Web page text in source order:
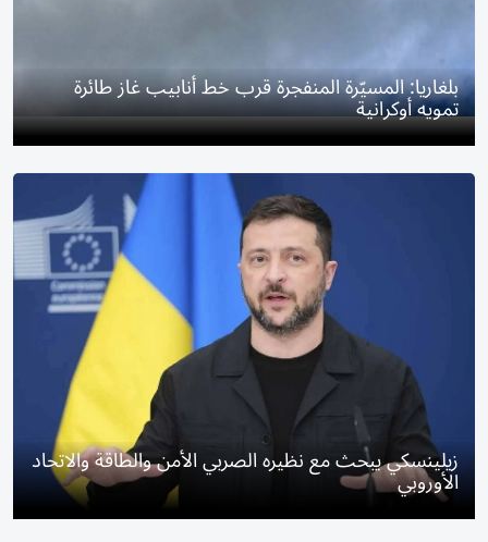
بلغاريا: المسيّرة المنفجرة قرب خط أنابيب غاز طائرة
تمويه أوكرانية
زيلينسكي يبحث مع نظيره الصربي الأمن والطاقة والاتحاد
الأوروبي